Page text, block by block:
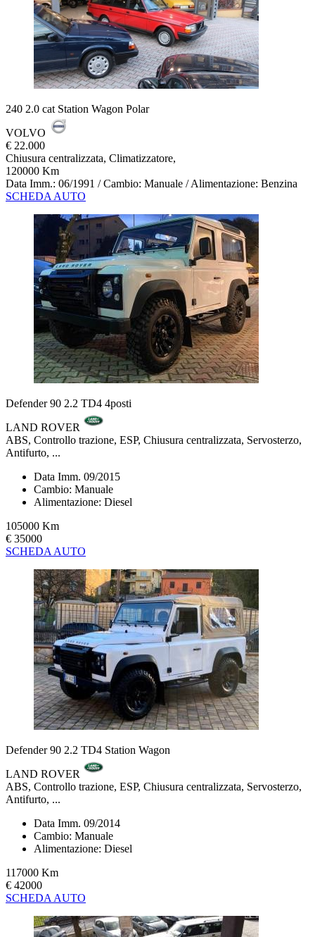
240 2.0 cat Station Wagon Polar
VOLVO
€ 22.000
Chiusura centralizzata, Climatizzatore,
120000 Km
Data Imm.: 06/1991 / Cambio: Manuale / Alimentazione: Benzina
SCHEDA AUTO
Defender 90 2.2 TD4 4posti
LAND ROVER
ABS, Controllo trazione, ESP, Chiusura centralizzata, Servosterzo,
Antifurto, ...
Data Imm. 09/2015
Cambio: Manuale
Alimentazione: Diesel
105000 Km
€ 35000
SCHEDA AUTO
Defender 90 2.2 TD4 Station Wagon
LAND ROVER
ABS, Controllo trazione, ESP, Chiusura centralizzata, Servosterzo,
Antifurto, ...
Data Imm. 09/2014
Cambio: Manuale
Alimentazione: Diesel
117000 Km
€ 42000
SCHEDA AUTO